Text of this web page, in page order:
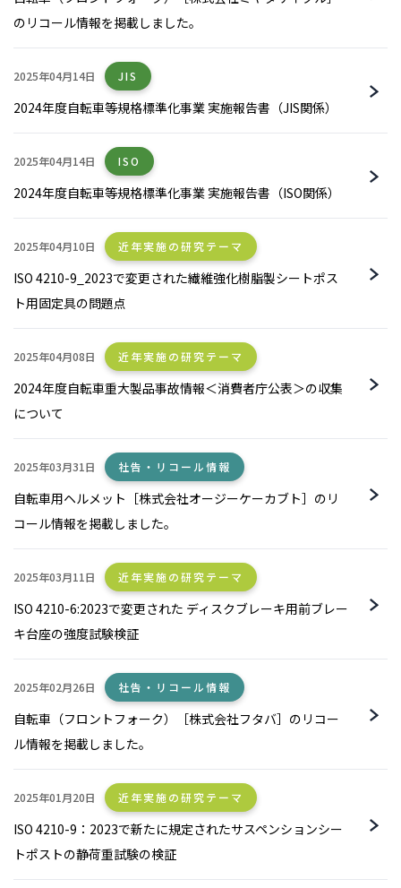
のリコール情報を掲載しました。
2025年04月14日 JIS
2024年度自転車等規格標準化事業 実施報告書（JIS関係）
2025年04月14日 ISO
2024年度自転車等規格標準化事業 実施報告書（ISO関係）
2025年04月10日 近年実施の研究テーマ
ISO 4210-9_2023で変更された繊維強化樹脂製シートポス
ト用固定具の問題点
2025年04月08日 近年実施の研究テーマ
2024年度自転車重大製品事故情報＜消費者庁公表＞の収集
について
2025年03月31日 社告・リコール情報
自転車用ヘルメット［株式会社オージーケーカブト］のリ
コール情報を掲載しました。
2025年03月11日 近年実施の研究テーマ
ISO 4210-6:2023で変更された ディスクブレーキ用前ブレー
キ台座の強度試験検証
2025年02月26日 社告・リコール情報
自転車（フロントフォーク）［株式会社フタバ］のリコー
ル情報を掲載しました。
2025年01月20日 近年実施の研究テーマ
ISO 4210-9：2023で新たに規定されたサスペンションシー
トポストの静荷重試験の検証